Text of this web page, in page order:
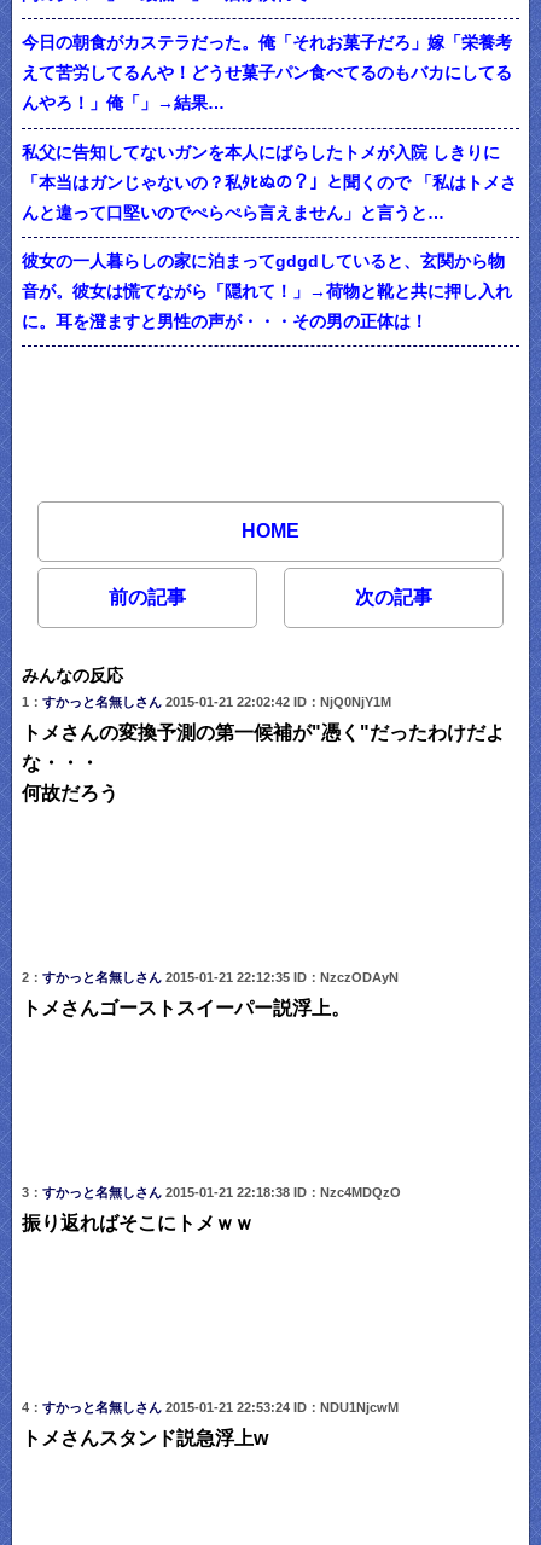
今日の朝食がカステラだった。俺「それお菓子だろ」嫁「栄養考
えて苦労してるんや！どうせ菓子パン食べてるのもバカにしてる
んやろ！」俺「」→結果…
私父に告知してないガンを本人にばらしたトメが入院 しきりに
「本当はガンじゃないの？私ﾀﾋぬの？」と聞くので 「私はトメさ
んと違って口堅いのでぺらぺら言えません」と言うと…
彼女の一人暮らしの家に泊まってgdgdしていると、玄関から物
音が。彼女は慌てながら「隠れて！」→荷物と靴と共に押し入れ
に。耳を澄ますと男性の声が・・・その男の正体は！
HOME
前の記事 次の記事
みんなの反応
1： すかっと名無しさん 2015-01-21 22:02:42 ID：NjQ0NjY1M
トメさんの変換予測の第一候補が"憑く"だったわけだよ
な・・・
何故だろう
2： すかっと名無しさん 2015-01-21 22:12:35 ID：NzczODAyN
トメさんゴーストスイーパー説浮上。
3： すかっと名無しさん 2015-01-21 22:18:38 ID：Nzc4MDQzO
振り返ればそこにトメｗｗ
4： すかっと名無しさん 2015-01-21 22:53:24 ID：NDU1NjcwM
トメさんスタンド説急浮上w